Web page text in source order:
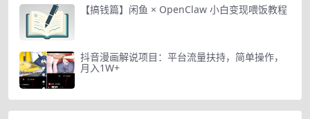
【搞钱篇】闲鱼 × OpenClaw 小白变现喂饭教程
抖音漫画解说项目：平台流量扶持，简单操作，
月入1W+